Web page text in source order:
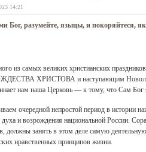
14:21
Бог, разумейте, языцы, и покоряйтеся,
из самых великих христианских
ХРИСТОВА и наступающим
нам наша Церковь — к тому, что Сам Бог
очередной непростой период в истории
и возрождения национальной России.
занять в этом деле самую
нравственных принципов жизни.